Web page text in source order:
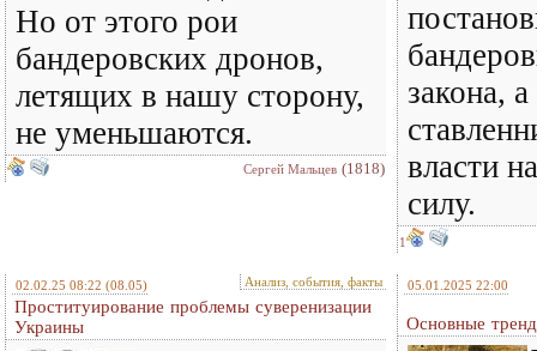
Но от этого рои
бандеровских дронов,
летящих в нашу сторону,
не уменьшаются.
Сергей Мальцев (1818)
закона, а
власти
силу.
1
02.02.25 08:22 (08.05) Анализ, события, факты
Проституирование проблемы суверенизации
Украины
05.01.2025 22:00
Основные